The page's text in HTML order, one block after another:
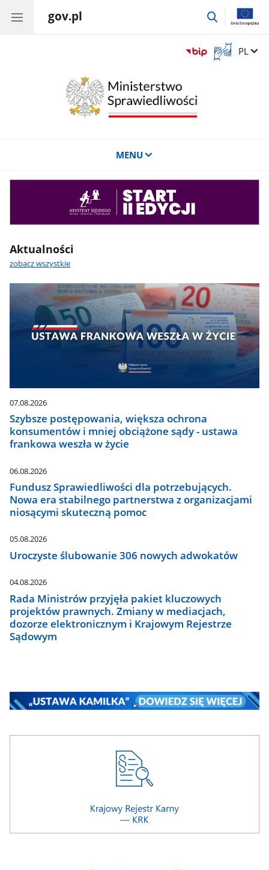
gov.pl
przejdź
Otwórz
okno
Zmień
PL
MENU
Aktualności
zobacz wszystkie
07.08.2026
Szybsze postępowania, większa ochrona
konsumentów i mniej obciążone sądy - ustawa
frankowa weszła w życie
06.08.2026
Fundusz Sprawiedliwości dla potrzebujących.
Nowa era stabilnego partnerstwa z organizacjami
niosącymi skuteczną pomoc
05.08.2026
Uroczyste ślubowanie 306 nowych adwokatów
04.08.2026
Rada Ministrów przyjęła pakiet kluczowych
projektów prawnych. Zmiany w mediacjach,
dozorze elektronicznym i Krajowym Rejestrze
Sądowym